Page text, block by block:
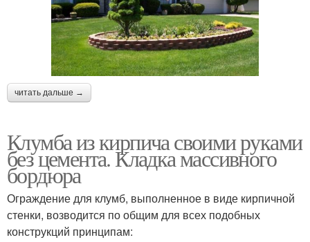
читать дальше →
Клумба из кирпича своими руками
без цемента. Кладка массивного
бордюра
Ограждение для клумб, выполненное в виде кирпичной
стенки, возводится по общим для всех подобных
конструкций принципам: